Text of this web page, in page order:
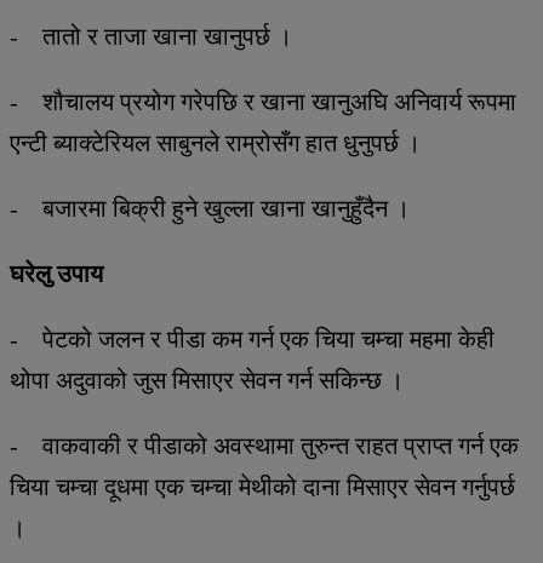
- तातो र ताजा खाना खानुपर्छ ।
- शौचालय प्रयोग गरेपछि र खाना खानुअघि अनिवार्य रूपमा
एन्टी ब्याक्टेरियल साबुनले राम्रोसँग हात धुनुपर्छ ।
- बजारमा बिक्री हुने खुल्ला खाना खानुहुँदैन ।
घरेलु उपाय
- पेटको जलन र पीडा कम गर्न एक चिया चम्चा महमा केही
थोपा अदुवाको जुस मिसाएर सेवन गर्न सकिन्छ ।
- वाकवाकी र पीडाको अवस्थामा तुरुन्त राहत प्राप्त गर्न एक
चिया चम्चा दूधमा एक चम्चा मेथीको दाना मिसाएर सेवन गर्नुपर्छ
।